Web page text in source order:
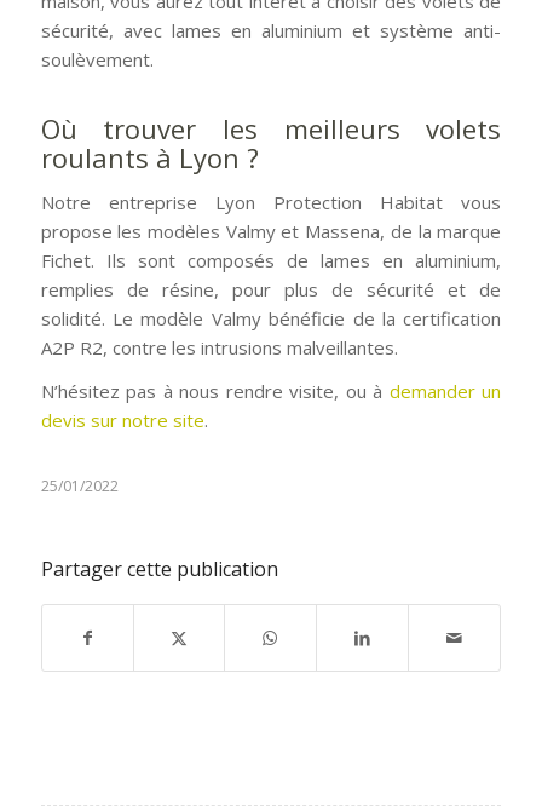
sécurité, avec lames en aluminium et système anti-
soulèvement.
Où trouver les meilleurs volets
roulants à Lyon ?
Notre entreprise Lyon Protection Habitat vous
propose les modèles Valmy et Massena, de la marque
Fichet. Ils sont composés de lames en aluminium,
remplies de résine, pour plus de sécurité et de
solidité. Le modèle Valmy bénéficie de la certification
A2P R2, contre les intrusions malveillantes.
N’hésitez pas à nous rendre visite, ou à demander un
devis sur notre site.
25/01/2022
Partager cette publication